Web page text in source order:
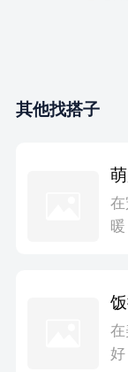
其他找搭子
好